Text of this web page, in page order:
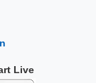
Live